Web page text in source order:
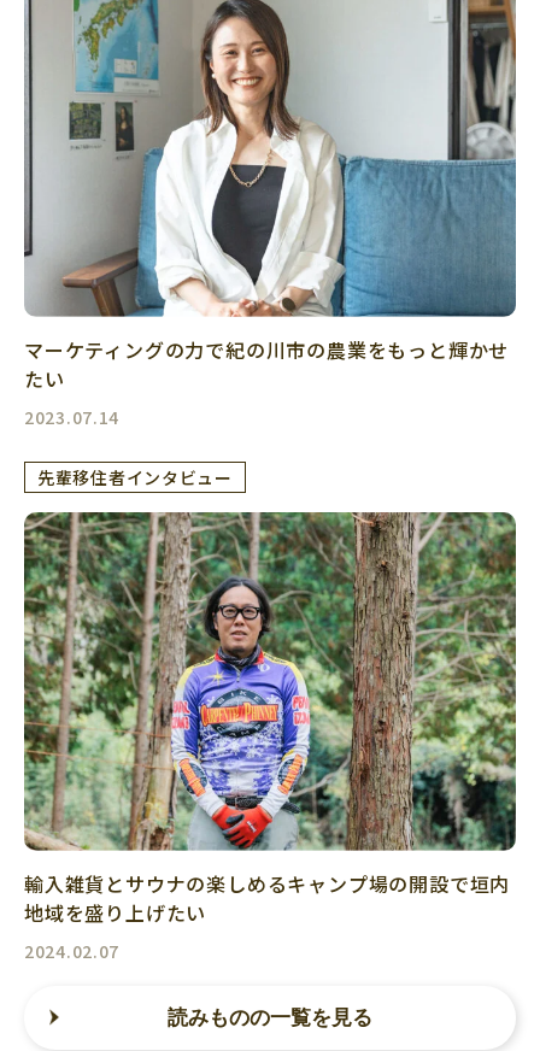
マーケティングの力で紀の川市の農業をもっと輝かせ
たい
2023.07.14
先輩移住者インタビュー
輸入雑貨とサウナの楽しめるキャンプ場の開設で垣内
地域を盛り上げたい
2024.02.07
読みものの一覧を見る